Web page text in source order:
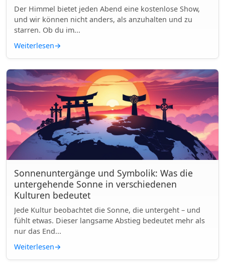
Der Himmel bietet jeden Abend eine kostenlose Show,
und wir können nicht anders, als anzuhalten und zu
starren. Ob du im...
Weiterlesen→
Sonnenuntergänge und Symbolik: Was die
untergehende Sonne in verschiedenen
Kulturen bedeutet
Jede Kultur beobachtet die Sonne, die untergeht – und
fühlt etwas. Dieser langsame Abstieg bedeutet mehr als
nur das End...
Weiterlesen→